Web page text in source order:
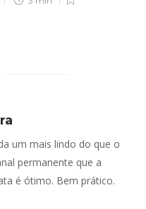
um mais lindo do que o
permanente que a
é ótimo. Bem prático.